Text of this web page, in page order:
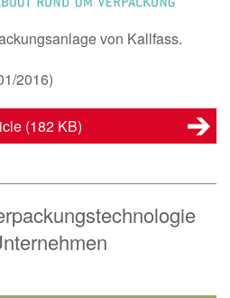
von Kallfass.
2016)
(182 KB)